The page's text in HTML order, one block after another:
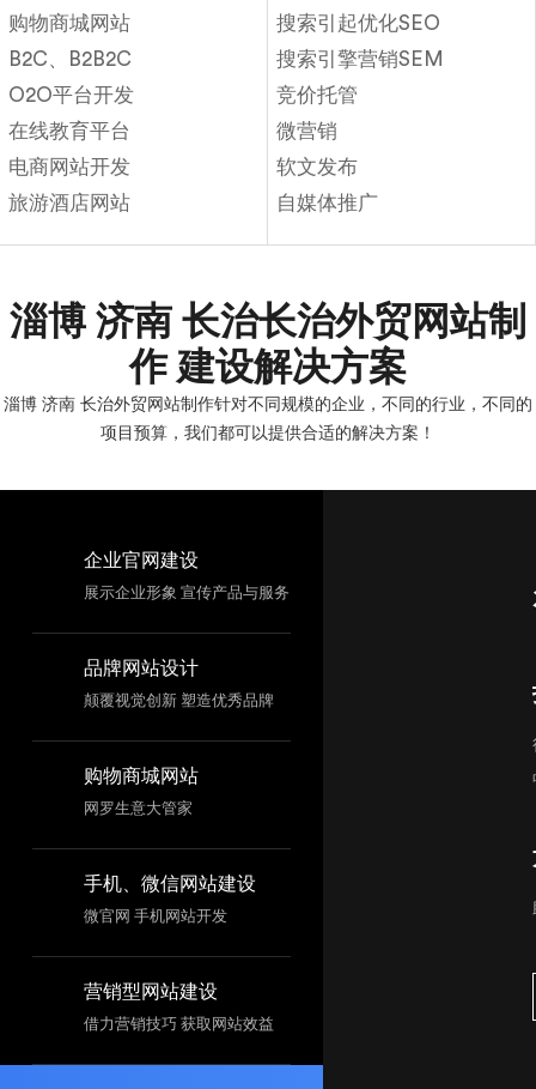
购物商城网站
B2C、B2B2C
O2O平台开发
在线教育平台
电商网站开发
旅游酒店网站
搜索引起优化SEO
搜索引擎营销SEM
竞价托管
微营销
软文发布
自媒体推广
淄博 济南 长治长治外贸网站制
作 建设解决方案
淄博 济南 长治外贸网站制作针对不同规模的企业，不同的行业，不同的
项目预算，我们都可以提供合适的解决方案！
企业官网建设
展示企业形象 宣传产品与服务
品牌网站设计
颠覆视觉创新 塑造优秀品牌
购物商城网站
网罗生意大管家
手机、微信网站建设
微官网 手机网站开发
营销型网站建设
借力营销技巧 获取网站效益